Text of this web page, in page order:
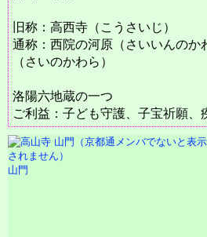
旧称：高西寺（こうさいじ）
通称：西院の河原（さいいんのか
（さいのかわら）
洛陽六地蔵の一つ
ご利益：子ども守護、子宝祈願、
山門